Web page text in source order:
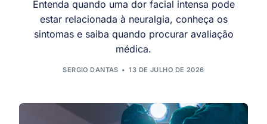
Entenda quando uma dor facial intensa pode
estar relacionada à neuralgia, conheça os
sintomas e saiba quando procurar avaliação
médica.
SERGIO DANTAS 13 DE JULHO DE 2026